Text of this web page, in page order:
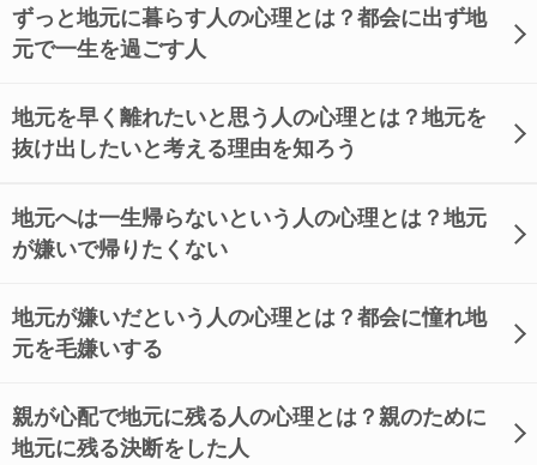
ずっと地元に暮らす人の心理とは？都会に出ず地
元で一生を過ごす人
地元を早く離れたいと思う人の心理とは？地元を
抜け出したいと考える理由を知ろう
地元へは一生帰らないという人の心理とは？地元
が嫌いで帰りたくない
地元が嫌いだという人の心理とは？都会に憧れ地
元を毛嫌いする
親が心配で地元に残る人の心理とは？親のために
地元に残る決断をした人